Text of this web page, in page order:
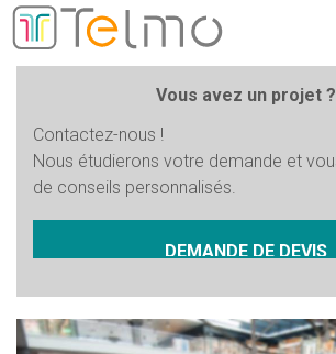
Vous avez un projet ?
Contactez-nous !
Nous étudierons votre demande et
de conseils personnalisés.
DEMANDE DE DEVIS